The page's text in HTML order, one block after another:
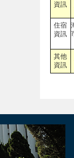
資訊
住宿
資訊
其他
資訊